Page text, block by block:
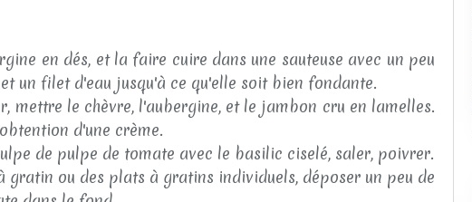
en dés, et la faire cuire dans une sauteuse avec un peu
un filet d'eau jusqu'à ce qu'elle soit bien fondante.
mettre le chèvre, l'aubergine, et le jambon cru en lamelles.
d'une crème.
de pulpe de tomate avec le basilic ciselé, saler, poivrer.
gratin ou des plats à gratins individuels, déposer un peu de